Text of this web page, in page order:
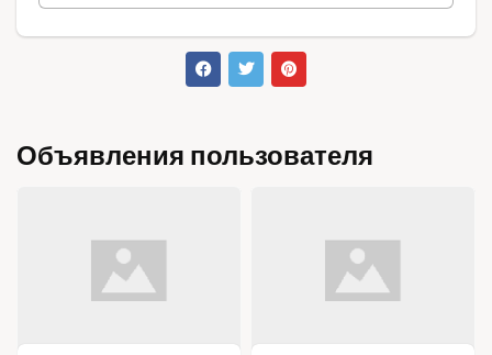
Объявления пользователя